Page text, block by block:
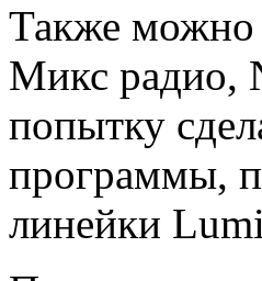
Также можно
Микс радио,
попытку
программы,
линейки